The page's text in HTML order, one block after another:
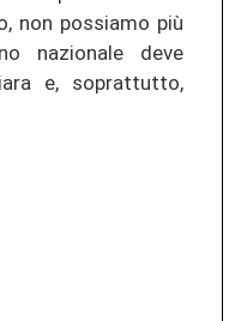
non possiamo più
nazionale deve
e, soprattutto,